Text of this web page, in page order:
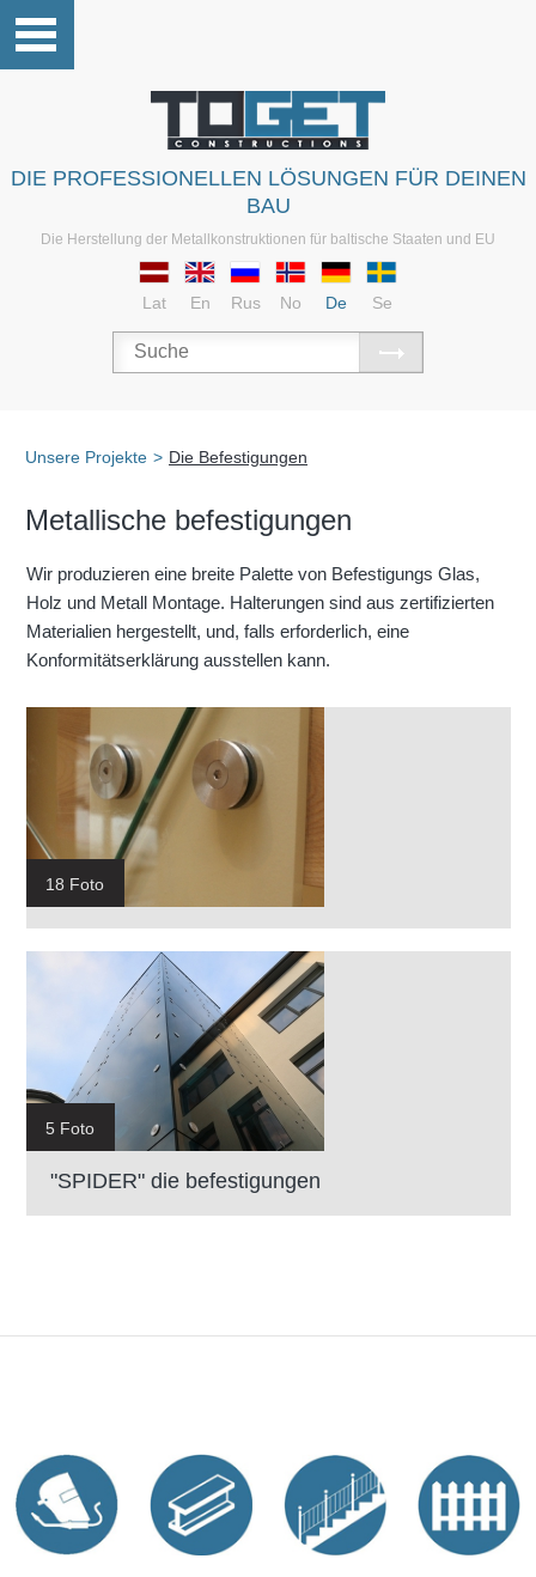
DIE PROFESSIONELLEN LÖSUNGEN FÜR DEINEN
BAU
Die Herstellung der Metallkonstruktionen für baltische Staaten und EU
Lat En Rus No De Se
Unsere Projekte > Die Befestigungen
Metallische befestigungen
Wir produzieren eine breite Palette von Befestigungs Glas,
Holz und Metall Montage. Halterungen sind aus zertifizierten
Materialien hergestellt, und, falls erforderlich, eine
Konformitätserklärung ausstellen kann.
18 Foto
5 Foto
"SPIDER" die befestigungen